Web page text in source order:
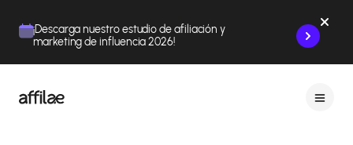
¡Descarga nuestro estudio de afiliación y
marketing de influencia 2026!